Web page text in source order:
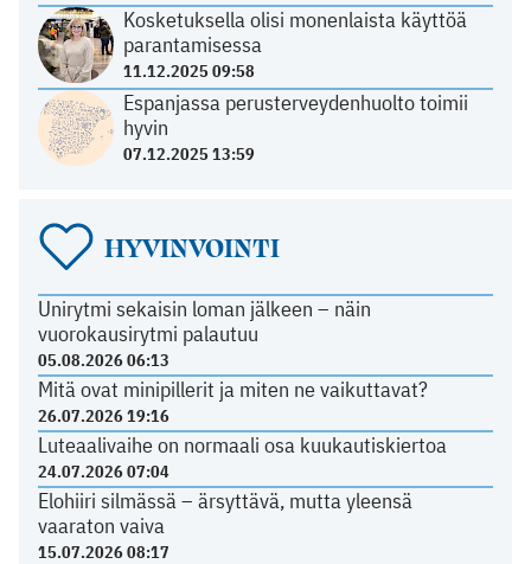
Kosketuksella olisi monenlaista käyttöä
parantamisessa
11.12.2025 09:58
Espanjassa perusterveydenhuolto toimii
hyvin
07.12.2025 13:59
HYVINVOINTI
Unirytmi sekaisin loman jälkeen – näin
vuorokausirytmi palautuu
05.08.2026 06:13
Mitä ovat minipillerit ja miten ne vaikuttavat?
26.07.2026 19:16
Luteaalivaihe on normaali osa kuukautiskiertoa
24.07.2026 07:04
Elohiiri silmässä – ärsyttävä, mutta yleensä
vaaraton vaiva
15.07.2026 08:17